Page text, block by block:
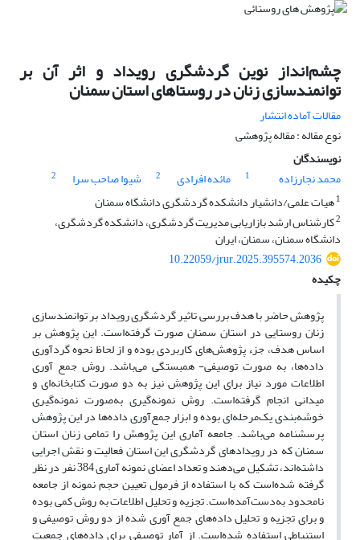
چشم‌انداز نوین گردشگری رویداد و اثر آن بر
توانمندسازی زنان در روستاهای استان سمنان
مقالات آماده انتشار
نوع مقاله : مقاله پژوهشی
نویسندگان
محمد نجارزاده
1 مائده افرادی 2 شیوا صاحب سرا
2
1هیات علمی/دانشیار دانشکده گردشگری دانشگاه سمنان
2کارشناس ارشد بازاریابی مدیریت گردشگری، دانشکده گردشگری،
دانشگاه سمنان، سمنان، ایران
10.22059/jrur.2025.395574.2036
چکیده
پژوهش حاضر با هدف بررسی تاثیر گردشگری رویداد بر توانمندسازی
زنان روستایی در استان سمنان صورت گرفته‌است. این پژوهش بر
اساس هدف، جزء پژوهش‌های کاربردی بوده و از لحاظ نحوه گرد‌آوری
داده‌ها، به صورت توصیفی- همبستگی می‌‌باشد. روش جمع آوری
اطلاعات مورد نیاز برای این پژوهش نیز به دو صورت کتابخانه‌ای و
میدانی انجام گرفته‌است. روش نمونه‌گیری به‌صورت نمونه‌گیری
‎پرسشنامه می‌باشد. جامعه آماری این پژوهش را تمامی زنان استان
سمنان که در رویدادهای گردشگری این استان فعالیت و نقش اجرایی
داشته‌اند، تشکیل می‌دهند و تعداد اعضای نمونه آماری 384 نفر در نظر
گرفته شده‌است که با استفاده از فرمول تعیین حجم نمونه از جامعه
نامحدود به‌دست‌آمده‌است. تجزیه و تحلیل اطلاعات به روش کمی بوده
و برای تجزیه و تحلیل داده‌های جمع آوری شده از دو روش توصیفی و